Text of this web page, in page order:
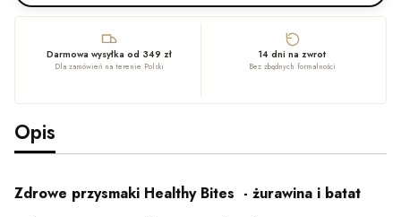
Darmowa wysyłka od 349 zł
Dla zamówień na terenie Polski
14 dni na zwrot
Bez zbędnych formalności
Opis
Zdrowe przysmaki Healthy Bites - żurawina i batat